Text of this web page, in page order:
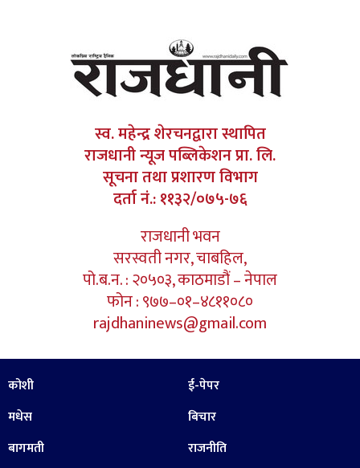
स्व. महेन्द्र शेरचनद्वारा स्थापित
राजधानी न्यूज पब्लिकेशन प्रा. लि.
सूचना तथा प्रशारण विभाग
दर्ता नं.: ११३२/०७५-७६
राजधानी भवन
सरस्वती नगर, चाबहिल,
पो.ब.न. : २०५०३, काठमाडौं – नेपाल
फोन : ९७७–०१–४८११०८०
rajdhaninews@gmail.com
कोशी
मधेस
बागमती
ई-पेपर
बिचार
राजनीति